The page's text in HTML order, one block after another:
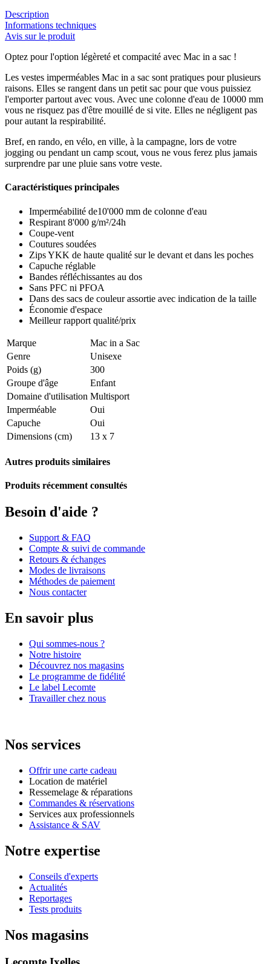
Description
Informations techniques
Avis sur le produit
Optez pour l'option légèreté et compacité avec Mac in a sac !
Les vestes imperméables Mac in a sac sont pratiques pour plusieurs
raisons. Elles se rangent dans un petit sac pour que vous puissiez
l'emporter partout avec vous. Avec une colonne d'eau de 10000 mm
vous ne risquez pas d'être mouillé de si vite. Elles ne négligent pas
pour autant la respirabilité.
Bref, en rando, en vélo, en ville, à la campagne, lors de votre
jogging ou pendant un camp scout, vous ne vous ferez plus jamais
surprendre par une pluie sans votre veste.
Caractéristiques principales
Imperméabilité de10'000 mm de colonne d'eau
Respirant 8'000 g/m²/24h
Coupe-vent
Coutures soudées
Zips YKK de haute qualité sur le devant et dans les poches
Capuche réglable
Bandes réfléchissantes au dos
Sans PFC ni PFOA
Dans des sacs de couleur assortie avec indication de la taille
Économie d'espace
Meilleur rapport qualité/prix
Marque
Mac in a Sac
Genre
Unisexe
Poids (g)
300
Groupe d'âge
Enfant
Domaine d'utilisation Multisport
Imperméable
Oui
Capuche
Oui
Dimensions (cm)
13 x 7
Autres produits similaires
Produits récemment consultés
Besoin d'aide ?
Support & FAQ
Compte & suivi de commande
Retours & échanges
Modes de livraisons
Méthodes de paiement
Nous contacter
En savoir plus
Qui sommes-nous ?
Notre histoire
Découvrez nos magasins
Le programme de fidélité
Le label Lecomte
Travailler chez nous
Nos services
Offrir une carte cadeau
Location de matériel
Ressemelage & réparations
Commandes & réservations
Services aux professionnels
Assistance & SAV
Notre expertise
Conseils d'experts
Actualités
Reportages
Tests produits
Nos magasins